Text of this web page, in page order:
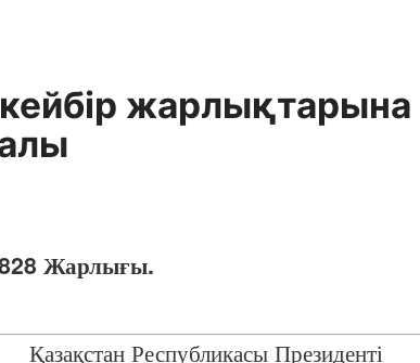
жарлықтарына
828 Жарлығы.
Қазақстан Республикасы Президенті